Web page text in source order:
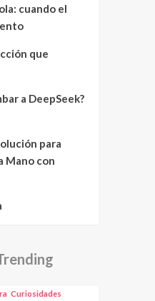
cuando el
que
a DeepSeek?
para
Mano con
Curiosidades